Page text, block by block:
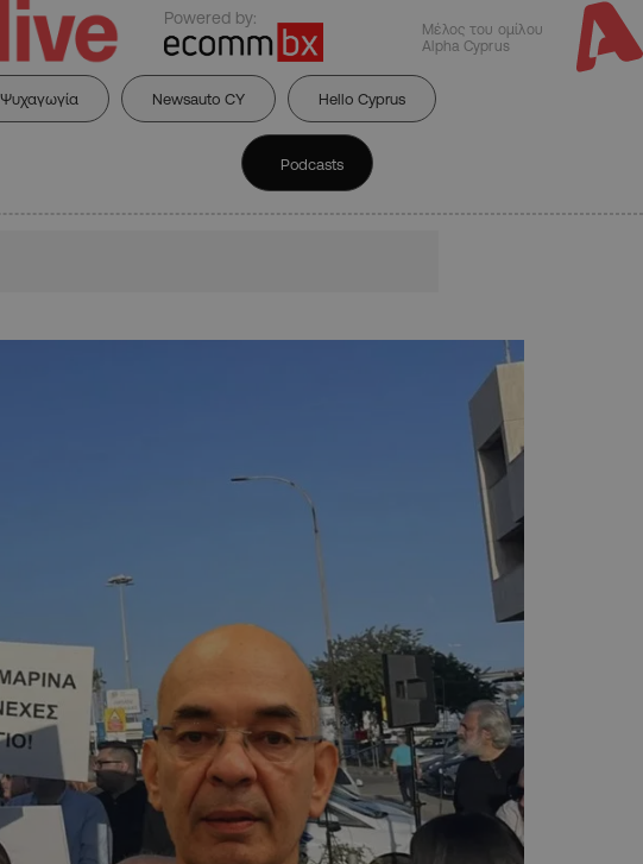
Powered by:
Μέλος του ομίλου
Alpha Cyprus
Ψυχαγωγία Newsauto CY Hello Cyprus
Podcasts